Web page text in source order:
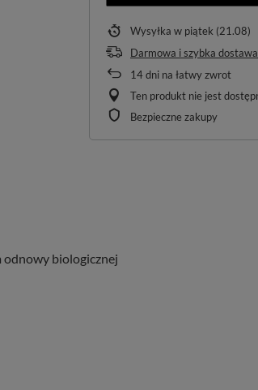
Wysyłka w piątek (21.08)
Darmowa i szybka dostawa
14dni na łatwy zwrot
Ten produkt nie jest
Bezpieczne zakupy
odnowy biologicznej